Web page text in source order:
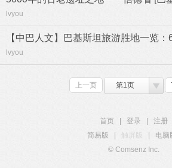
lvyou
【中巴人文】巴基斯坦旅游胜地一览
lvyou
上一页 第1页
首页 登录
注册
简易版
触屏版 电脑
© Comsenz Inc.